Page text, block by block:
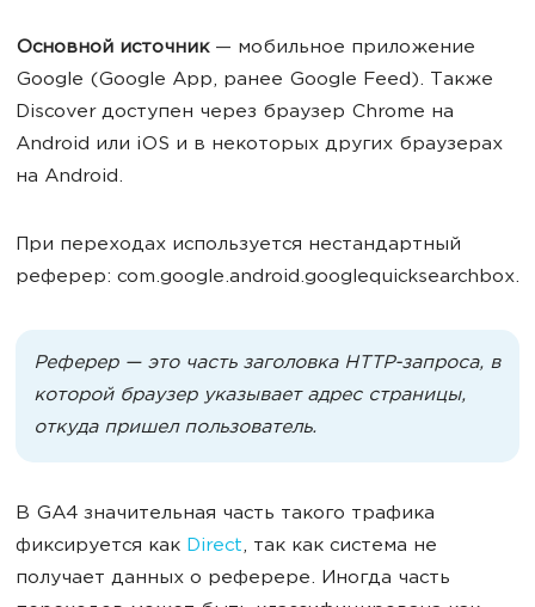
Основной источник— мобильное приложение
Google (Google App, ранее Google Feed). Также
Discover доступен через браузер Chrome на
Android или iOS и в некоторых других браузерах
на Android.
При переходах используется нестандартный
реферер: com.google.android.googlequicksearchbox.
Реферер — это часть заголовка HTTP-запроса, в
которой браузер указывает адрес страницы,
откуда пришел пользователь.
В GA4 значительная часть такого трафика
фиксируется как Direct, так как система не
получает данных о реферере. Иногда часть